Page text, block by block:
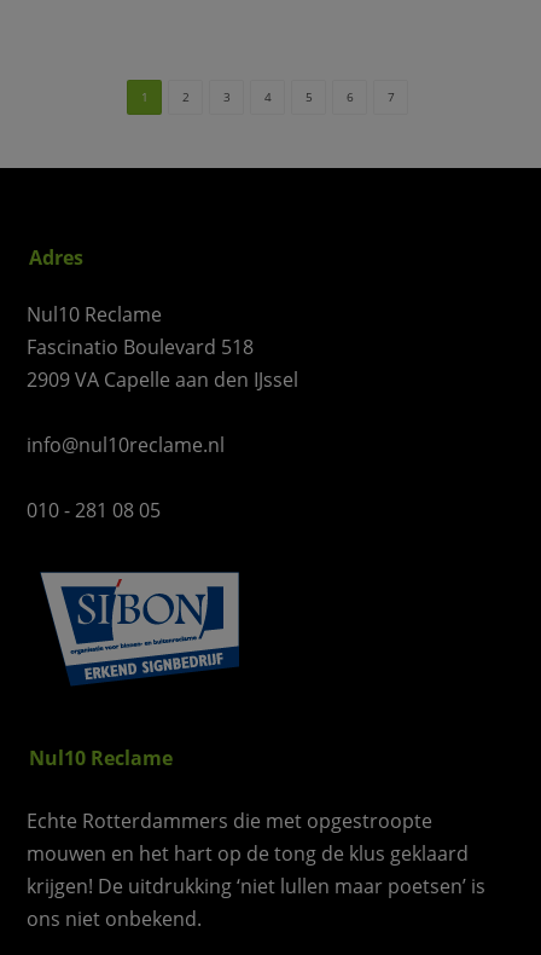
1 2 3 4 5 6 7
Adres
Nul10 Reclame
Fascinatio Boulevard 518
2909 VA Capelle aan den IJssel
info@nul10reclame.nl
010 - 281 08 05
Nul10 Reclame
Echte Rotterdammers die met opgestroopte
mouwen en het hart op de tong de klus geklaard
krijgen! De uitdrukking ‘niet lullen maar poetsen’ is
ons niet onbekend.